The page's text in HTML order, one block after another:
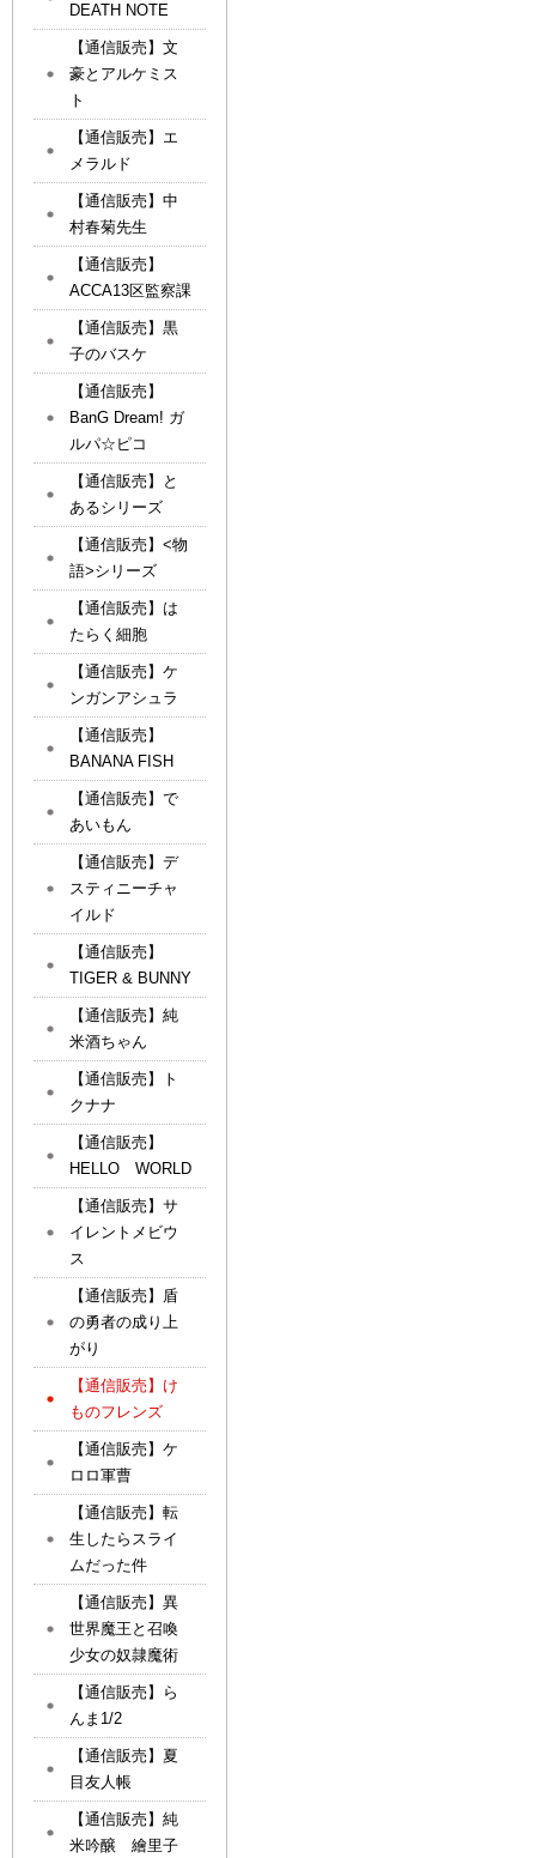
DEATH NOTE
【通信販売】文
豪とアルケミス
ト
【通信販売】エ
メラルド
【通信販売】中
村春菊先生
【通信販売】
ACCA13区監察課
【通信販売】黒
子のバスケ
【通信販売】
BanG Dream! ガ
ルパ☆ピコ
【通信販売】と
あるシリーズ
【通信販売】<物
語>シリーズ
【通信販売】は
たらく細胞
【通信販売】ケ
ンガンアシュラ
【通信販売】
BANANA FISH
【通信販売】で
あいもん
【通信販売】デ
スティニーチャ
イルド
【通信販売】
TIGER & BUNNY
【通信販売】純
米酒ちゃん
【通信販売】ト
クナナ
【通信販売】
HELLO WORLD
【通信販売】サ
イレントメビウ
ス
【通信販売】盾
の勇者の成り上
がり
【通信販売】け
ものフレンズ
【通信販売】ケ
ロロ軍曹
【通信販売】転
生したらスライ
ムだった件
【通信販売】異
世界魔王と召喚
少女の奴隷魔術
【通信販売】ら
んま1/2
【通信販売】夏
目友人帳
【通信販売】純
米吟醸 繪里子